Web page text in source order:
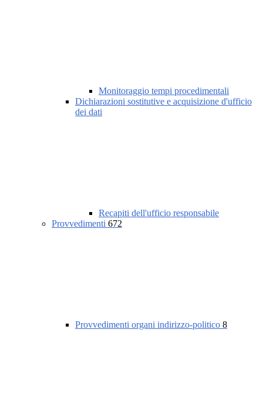
Monitoraggio tempi procedimentali
Dichiarazioni sostitutive e acquisizione d'ufficio
dei dati
Recapiti dell'ufficio responsabile
Provvedimenti 672
Provvedimenti organi indirizzo-politico 8